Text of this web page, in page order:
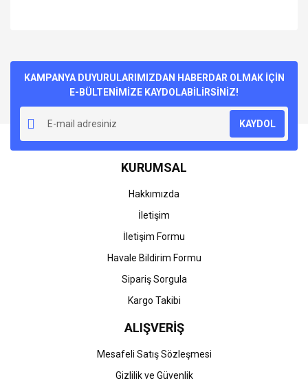
Yorum Yaz
kullanarak tarafımıza iletebilirsiniz.
Görüş ve önerileriniz için teşekkür ederiz.
Ürün resmi kalitesiz, bozuk veya görüntülenemiyor.
Ürün açıklamasında eksik bilgiler bulunuyor.
Ürün bilgilerinde hatalar bulunuyor.
Ürün fiyatı diğer sitelerden daha pahalı.
Gönder
KAMPANYA DUYURULARIMIZDAN HABERDAR OLMAK İÇİN
E-BÜLTENİMİZE KAYDOLABİLİRSİNİZ!
KAYDOL
KURUMSAL
Hakkımızda
İletişim
İletişim Formu
Havale Bildirim Formu
Sipariş Sorgula
Kargo Takibi
ALIŞVERİŞ
Mesafeli Satış Sözleşmesi
Gizlilik ve Güvenlik